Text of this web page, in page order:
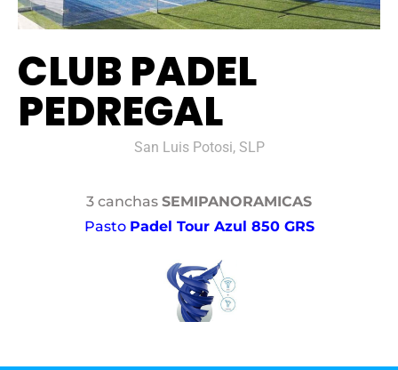
CLUB PADEL
PEDREGAL
San Luis Potosi, SLP
3 canchas SEMIPANORAMICAS
Pasto Padel Tour Azul 850 GRS